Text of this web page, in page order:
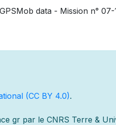
data - Mission n°
(CC BY 4.0).
gr par le CNRS Terre &